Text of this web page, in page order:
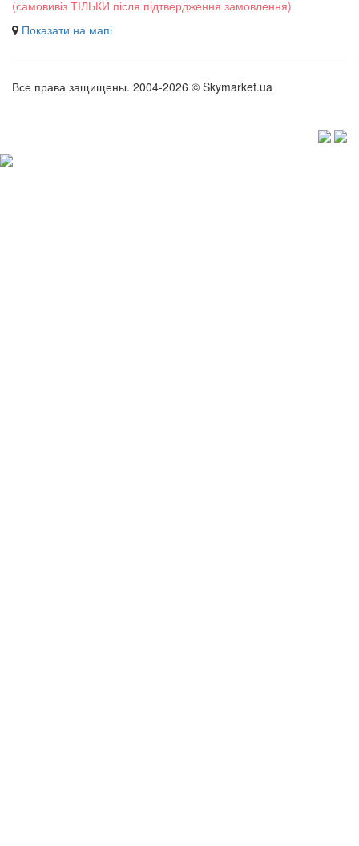
(самовивіз ТІЛЬКИ після підтвердження замовлення)
Показати на мапі
Все права защищены. 2004-2026 © Skymarket.ua